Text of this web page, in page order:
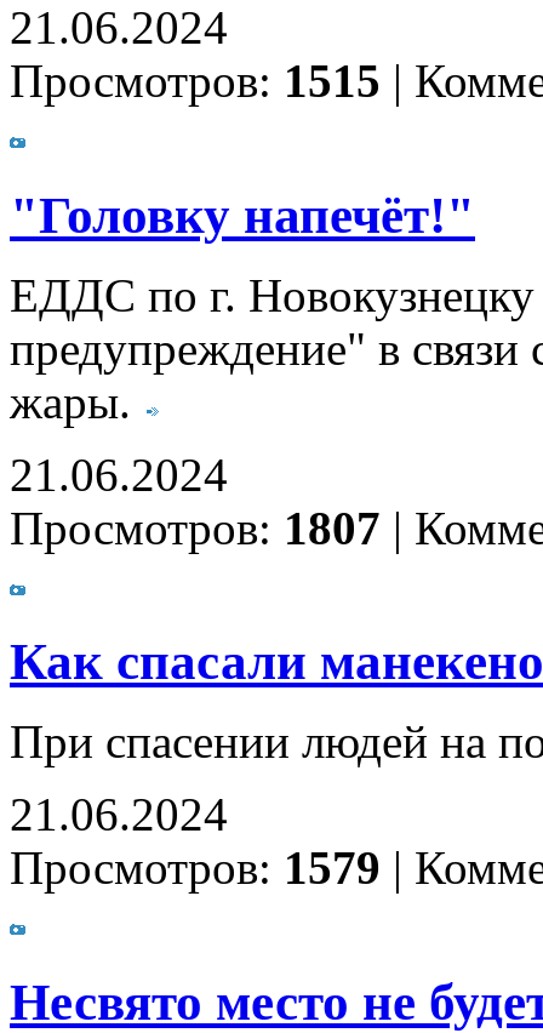
21.06.2024
Просмотров: 1515 |
"Головку напечёт!"
ЕДДС по г. Новокузнецку
предупреждение" в связи
жары.
21.06.2024
Просмотров: 1807 |
Как спасали
При спасении людей на
21.06.2024
Просмотров: 1579 |
Несвято место не